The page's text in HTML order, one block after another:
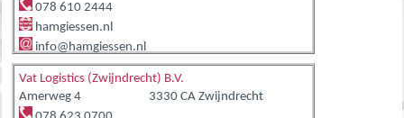
078 610 2444
hamgiessen.nl
info@hamgiessen.nl
Vat Logistics (Zwijndrecht) B.V.
Amerweg 4
3330 CA Zwijndrecht